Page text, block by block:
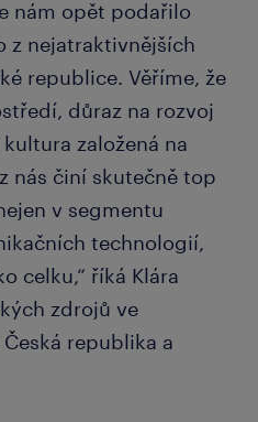
nám opět podařilo
z nejatraktivnějších
republice. Věříme, že
důraz na rozvoj
založená na
nás činí skutečně top
v segmentu
technologií,
celku,“ říká Klára
zdrojů ve
republika a